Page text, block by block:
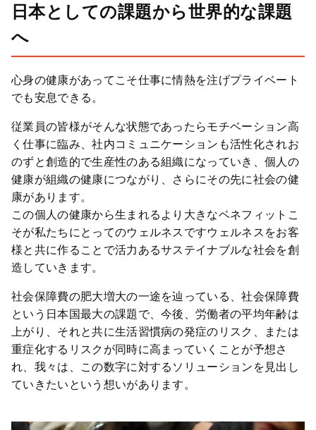
日本としての課題から世界的な課題
へ
心身の健康があってこそ仕事に情熱を注げプライベート
でも安息できる。
従業員の皆様がそんな状態であったらモチベーション高
く仕事に臨み、社内コミュニケーションも活性化されお
のずと創造的で生産性のある組織になっていき、個人の
健康が組織の健康につながり、さらにその先に社会の健
康があります。
この個人の健康から生まれるより大きなベネフィットこ
そが私たちにとってのウェルネスですウェルネスをお客
様と共に作ることで活力あるサステイナブルな社会を創
造していきます。
社会保障費の肥大増大の一途を辿っている、社会保障費
という日本国最大の課題で、今後、労働者の平均年齢は
上がり、それと共に生活習慣病の発症のリスク、または
重症化するリスクが同時に高まっていくことが予想さ
れ、我々は、この数字に対するソリューションを見出し
ていきたいという想いがあります。